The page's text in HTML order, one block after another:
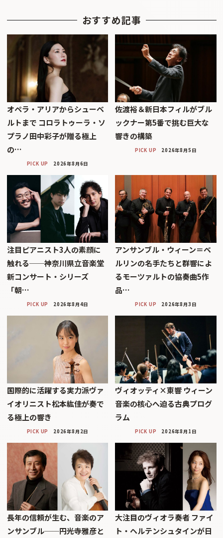
おすすめ記事
オペラ・アリアからシューベ
ルトまで コロラトゥーラ・ソ
プラノ田中彩子が贈る極上
の…
PICK UP 2026年8月6日
佐渡裕＆新日本フィルがブル
ックナー第5番で挑む巨大な
響きの構築
PICK UP 2026年8月5日
注目ピアニスト3人の素顔に
触れる──神奈川県立音楽堂
新コンサート・シリーズ
「朝…
PICK UP 2026年8月4日
アンサンブル・ウィーン＝ベ
ルリンの名手たちと群響によ
るモーツァルトの協奏曲5作
品…
PICK UP 2026年8月3日
国際的に活躍する実力派ヴァ
イオリニスト松本紘佳が奏で
る極上の響き
PICK UP 2026年8月2日
ヴィオッティ×東響 ウィーン
音楽の核心へ迫る古典プログ
ラム
PICK UP 2026年8月1日
長年の信頼が生む、音楽のア
ンサンブル──円光寺雅彦と
大注目のヴィオラ奏者 ファイ
ト・ヘルテンシュタインが日